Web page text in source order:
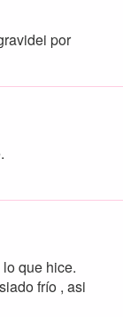
por
que hice.
frío , asi